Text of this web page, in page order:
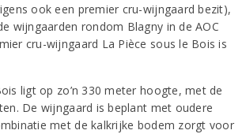
ook een premier cru-wijngaard bezit),
wijngaarden rondom Blagny in de AOC
cru-wijngaard La Pièce sous le Bois is
ligt op zo’n 330 meter hoogte, met de
De wijngaard is beplant met oudere
met de kalkrijke bodem zorgt voor